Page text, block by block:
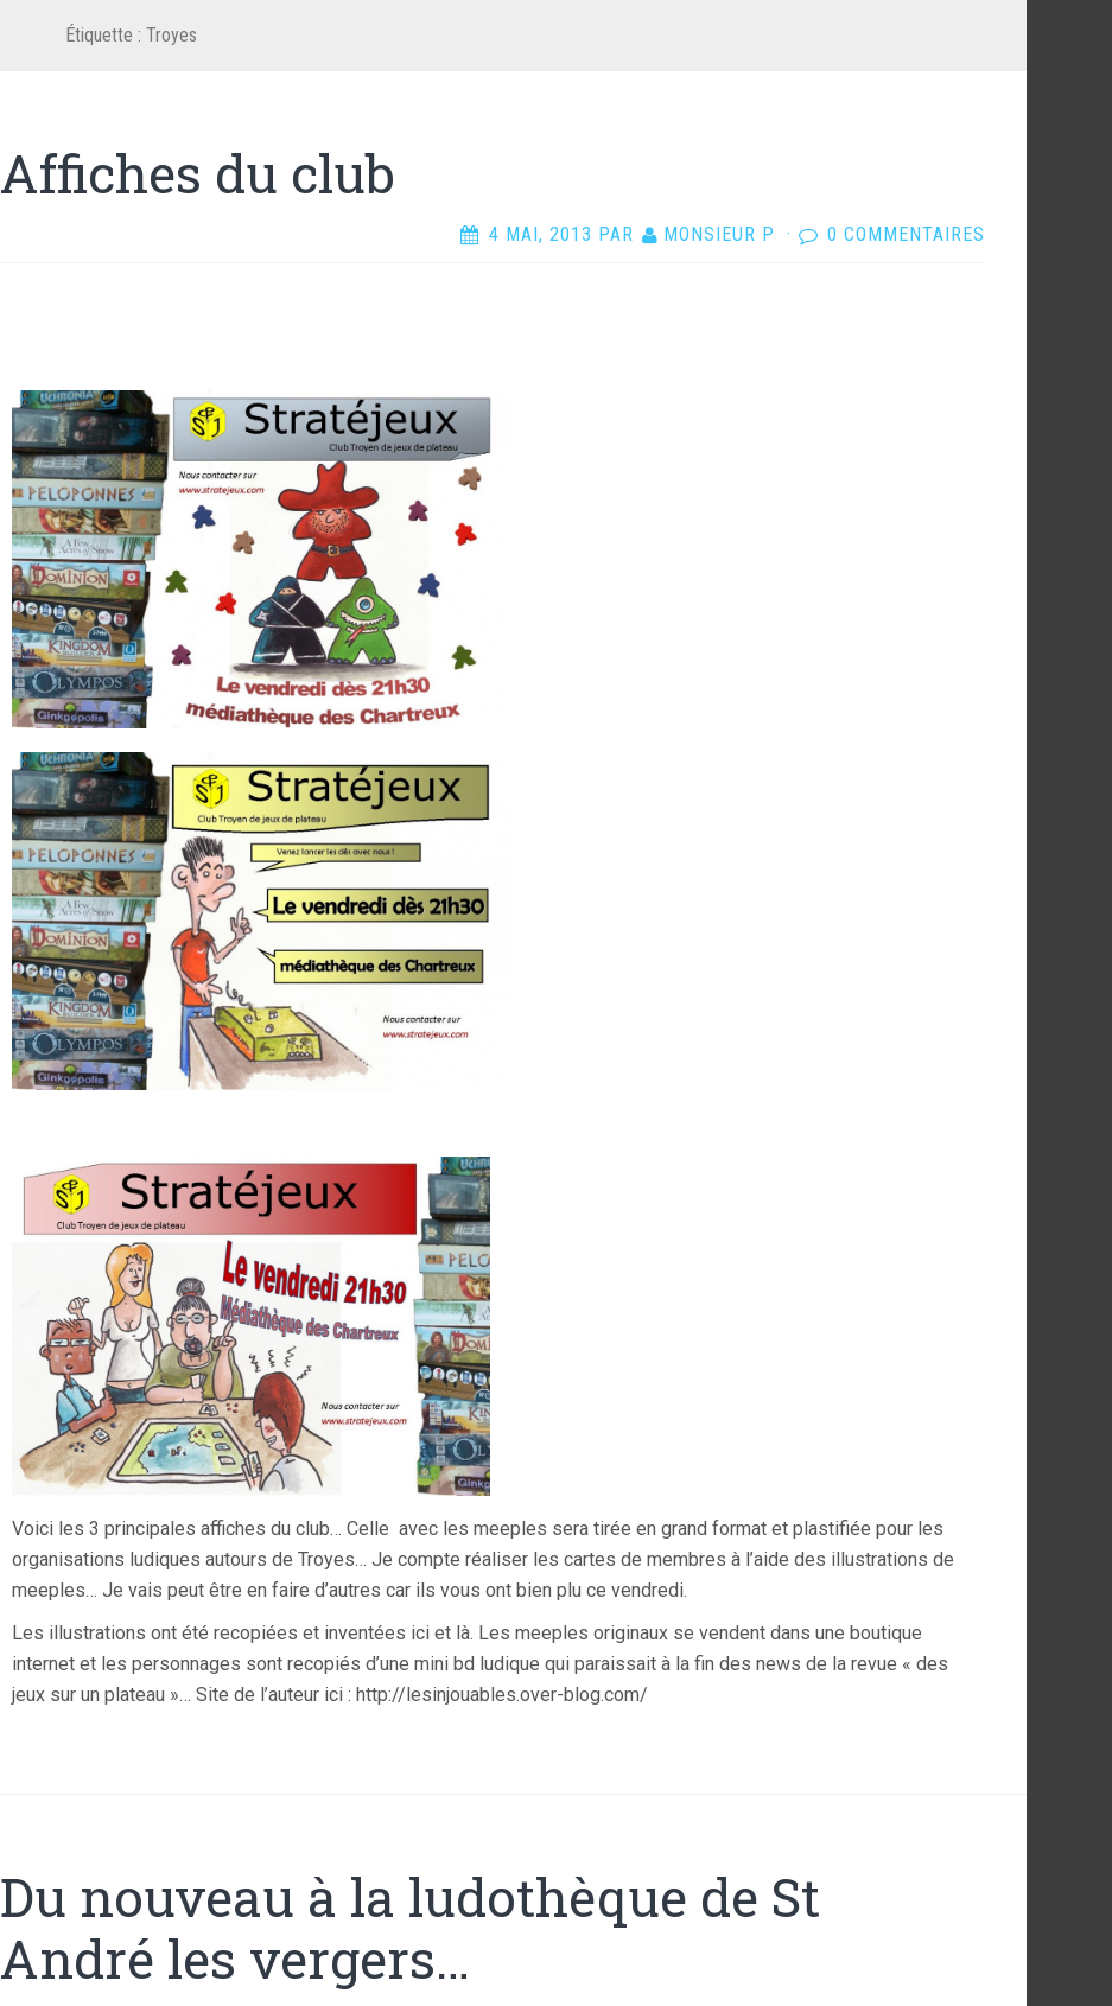
Étiquette : Troyes
Affiches du club
4 MAI, 2013 PAR MONSIEUR P · 0 COMMENTAIRES
Voici les 3 principales affiches du club… Celle avec les meeples sera tirée en grand format et plastifiée pour les
organisations ludiques autours de Troyes… Je compte réaliser les cartes de membres à l’aide des illustrations de
meeples… Je vais peut être en faire d’autres car ils vous ont bien plu ce vendredi.
Les illustrations ont été recopiées et inventées ici et là. Les meeples originaux se vendent dans une boutique
internet et les personnages sont recopiés d’une mini bd ludique qui paraissait à la fin des news de la revue « des
jeux sur un plateau »… Site de l’auteur ici : http://lesinjouables.over-blog.com/
Du nouveau à la ludothèque de St
André les vergers…